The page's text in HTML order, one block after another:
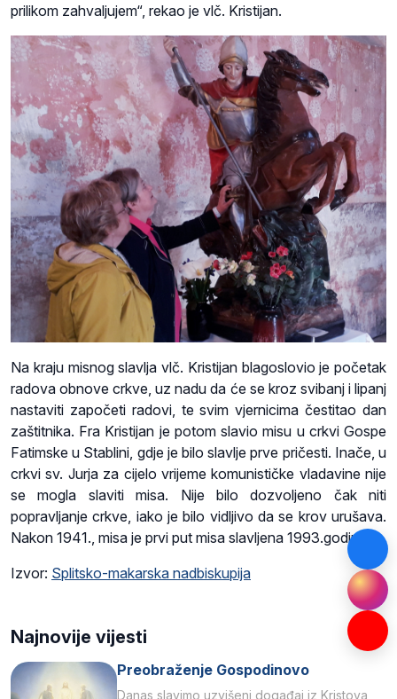
prilikom zahvaljujem“, rekao je vlč. Kristijan.
Na kraju misnog slavlja vlč. Kristijan blagoslovio je početak
radova obnove crkve, uz nadu da će se kroz svibanj i lipanj
nastaviti započeti radovi, te svim vjernicima čestitao dan
zaštitnika. Fra Kristijan je potom slavio misu u crkvi Gospe
Fatimske u Stablini, gdje je bilo slavlje prve pričesti. Inače, u
crkvi sv. Jurja za cijelo vrijeme komunističke vladavine nije
se mogla slaviti misa. Nije bilo dozvoljeno čak niti
popravljanje crkve, iako je bilo vidljivo da se krov urušava.
Nakon 1941., misa je prvi put misa slavljena 1993.godine.
Izvor: Splitsko-makarska nadbiskupija
Najnovije vijesti
Preobraženje Gospodinovo
Danas slavimo uzvišeni događaj iz Kristova